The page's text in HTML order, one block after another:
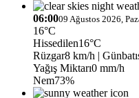
06:0009 Ağustos 2026,
16°C
Hissedilen16°C
Rüzgar8 km/h |
Yağış Miktarı0 mm/h
Nem73%